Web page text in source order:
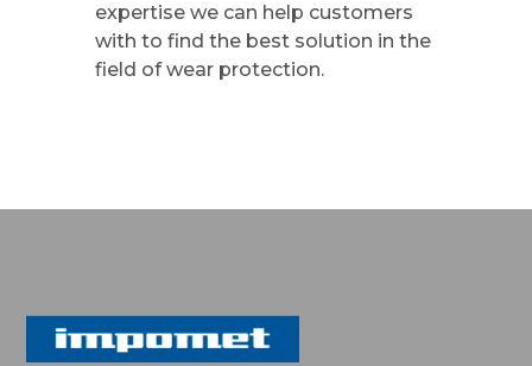
expertise we can help customers
with to find the best solution in the
field of wear protection.